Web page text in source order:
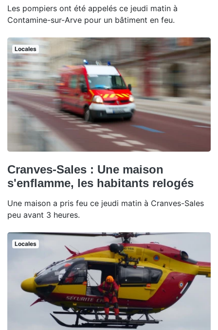
Les pompiers ont été appelés ce jeudi matin à
Contamine-sur-Arve pour un bâtiment en feu.
Locales
Cranves-Sales : Une maison
s'enflamme, les habitants relogés
Une maison a pris feu ce jeudi matin à Cranves-Sales
peu avant 3 heures.
Locales